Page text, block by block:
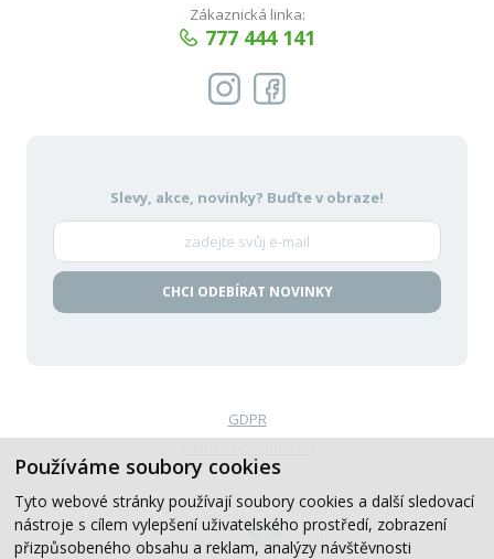
Používáme soubory cookies
Tyto webové stránky používají soubory cookies a další sledovací
nástroje s cílem vylepšení uživatelského prostředí, zobrazení
přizpůsobeného obsahu a reklam, analýzy návštěvnosti
Zákaznická linka:
777 444 141
Slevy, akce, novinky? Buďte v obraze!
CHCI ODEBÍRAT NOVINKY
GDPR
VOP
Created by